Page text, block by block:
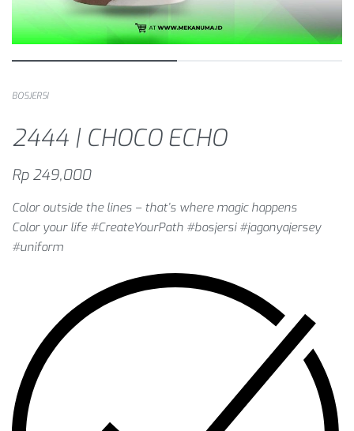
BOSJERSI
2444 | CHOCO ECHO
Rp 249,000
Color outside the lines – that’s where magic happens
Color your life #CreateYourPath #bosjersi #jagonyajersey
#uniform